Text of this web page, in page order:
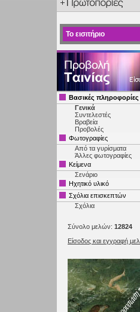
Το εισιτήριο
Βασικές πληροφορίες
Γενικά
Συντελεστές
Βραβεία
Προβολές
Φωτογραφίες
Από τα γυρίσματα
Άλλες φωτογραφίες
Κείμενα
Σενάριο
Ηχητικό υλικό
Σχόλια επισκεπτών
Σχόλια
Σύνολο μελών: 12824
Είσοδος και εγγραφή